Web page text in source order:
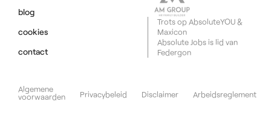
blog
cookies
contact
Trots op AbsoluteYOU&
Maxicon
Absolute Jobs is lid van
Federgon
Algemene
voorwaarden
Privacybeleid Disclaimer Arbeidsreglement